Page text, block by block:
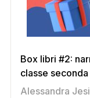
Box libri #2:
classe seconda